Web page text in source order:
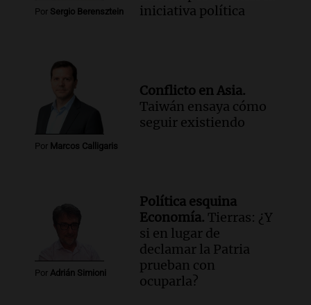
Por Sergio Berensztein
iniciativa política
Por Marcos Calligaris
Conflicto en Asia.
Taiwán ensaya cómo
seguir existiendo
Por Adrián Simioni
Política esquina
Economía. Tierras: ¿Y
si en lugar de
declamar la Patria
prueban con
ocuparla?